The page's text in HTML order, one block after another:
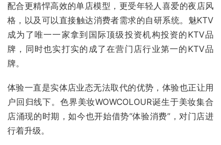
配合更精悍高效的单店模型，更受年轻人喜爱的夜店风
格，以及可以直接触达消费者需求的自研系统。魅KTV
成为了唯一一家拿到国际顶级投资机构投资的KTV品
牌，同时也实打实的成了在营门店行业第一的KTV品
牌。
体验一直是实体店业态无法取代的优势，体验也正让用
户回归线下。色界美妆WOWCOLOUR诞生于美妆集合
店涌现的时期，如今也开始借势“体验消费”，对门店进
行着升级。